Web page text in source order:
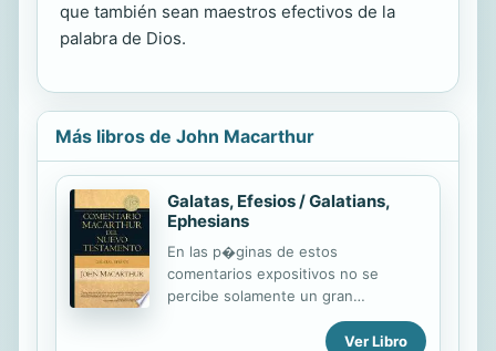
que también sean maestros efectivos de la
palabra de Dios.
Más libros de John Macarthur
Galatas, Efesios / Galatians,
Ephesians
En las p�ginas de estos
comentarios expositivos no se
percibe solamente un gran
conocimiento de la Biblia, sino un
amor y un celo profundos por la
Ver Libro